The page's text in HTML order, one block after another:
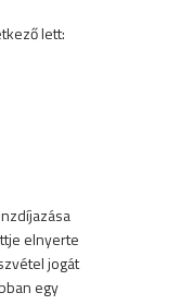
lett:
elnyerte
jogát
egy